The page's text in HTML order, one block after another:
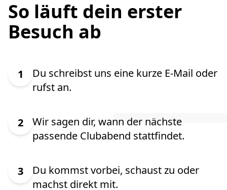
So läuft dein erster
Besuch ab
1
Du schreibst uns eine kurze E-Mail oder
rufst an.
2
Wir sagen dir, wann der nächste
passende Clubabend stattfindet.
3
Du kommst vorbei, schaust zu oder
machst direkt mit.